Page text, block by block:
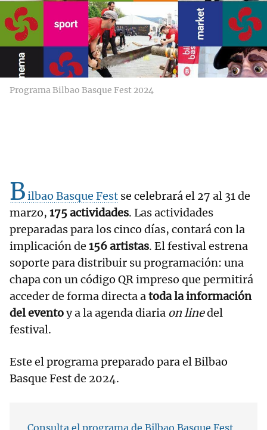
Programa Bilbao Basque Fest 2024
Bilbao Basque Fest se celebrará el 27 al 31 de
marzo, 175 actividades. Las actividades
preparadas para los cinco días, contará con la
implicación de 156 artistas. El festival estrena
soporte para distribuir su programación: una
chapa con un código QR impreso que permitirá
acceder de forma directa atoda la información
del eventoy a la agenda diaria on linedel
festival.
Este el programa preparado para el Bilbao
Basque Fest de 2024.